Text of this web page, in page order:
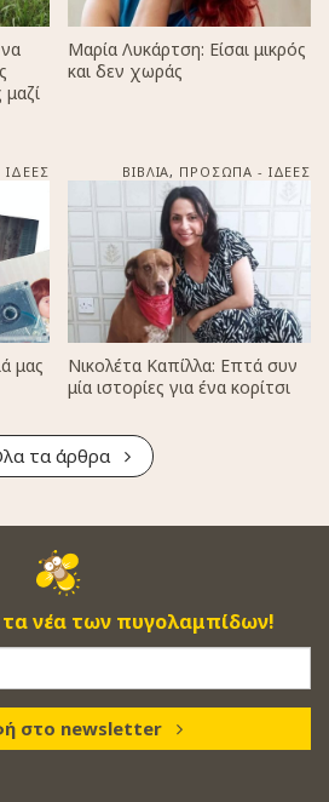
μαζί
Μαρία Λυκάρτση: Είσαι μικρός
και δεν χωράς
μας
ΒΙΒΛΙΑ, ΠΡΟΣΩΠΑ - ΙΔΕΕΣ
Νικολέτα Καπίλλα: Επτά συν
μία ιστορίες για ένα κορίτσι
τα άρθρα
νέα των πυγολαμπίδων!
στο newsletter